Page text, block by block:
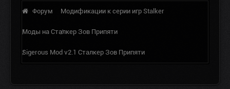
Форум Модификации к серии игр Stalker
Моды на Сталкер Зов Припяти
Sigerous Mod v2.1 Сталкер Зов Припяти